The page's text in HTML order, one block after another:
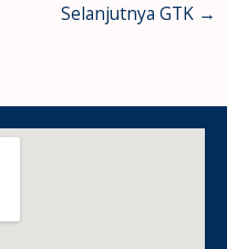
Selanjutnya GTK →